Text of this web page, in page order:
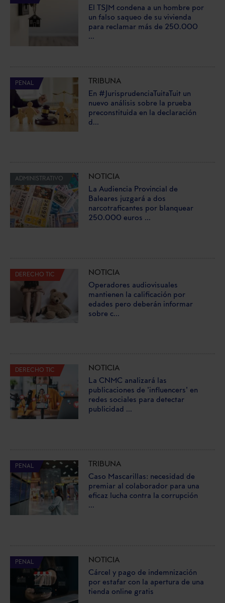
El TSJM condena a un hombre por
un falso saqueo de su vivienda
para reclamar más de 250.000
...
PENAL
TRIBUNA
En #JurisprudenciaTuitaTuit un
nuevo análisis sobre la prueba
preconstituida en la declaración
d...
ADMINISTRATIVO
NOTICIA
La Audiencia Provincial de
Baleares juzgará a dos
narcotraficantes por blanquear
250.000 euros ...
DERECHO TIC
NOTICIA
Operadores audiovisuales
mantienen la calificación por
edades pero deberán informar
sobre c...
DERECHO TIC
NOTICIA
La CNMC analizará las
publicaciones de 'influencers' en
redes sociales para detectar
publicidad ...
PENAL
TRIBUNA
Caso Mascarillas: necesidad de
premiar al colaborador para una
eficaz lucha contra la corrupción
...
PENAL
NOTICIA
Cárcel y pago de indemnización
por estafar con la apertura de una
tienda online gratis